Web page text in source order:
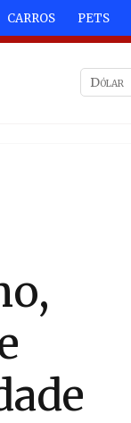
CARROS PETS
Dólar